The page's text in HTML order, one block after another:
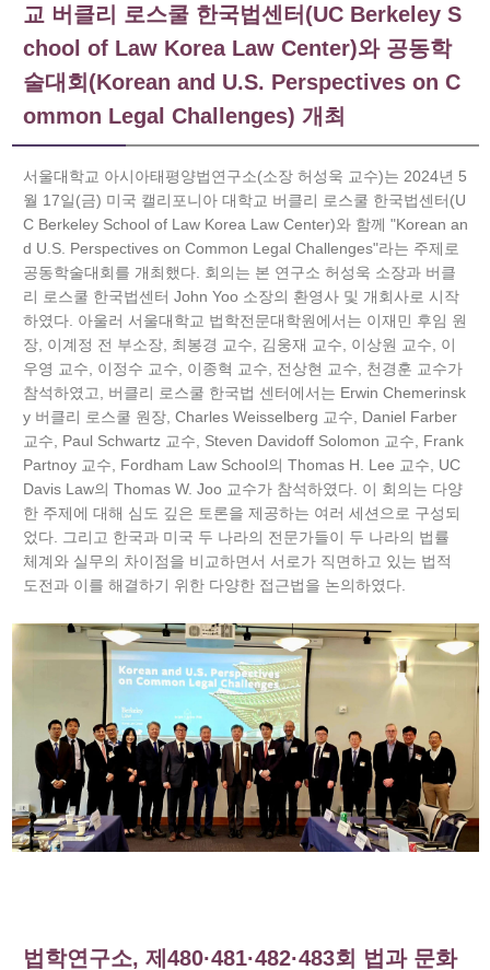
교 버클리 로스쿨 한국법센터(UC Berkeley S
chool of Law Korea Law Center)와 공동학
술대회(Korean and U.S. Perspectives on C
ommon Legal Challenges) 개최
서울대학교 아시아태평양법연구소(소장 허성욱 교수)는 2024년 5
월 17일(금) 미국 캘리포니아 대학교 버클리 로스쿨 한국법센터(U
C Berkeley School of Law Korea Law Center)와 함께 "Korean an
d U.S. Perspectives on Common Legal Challenges"라는 주제로
공동학술대회를 개최했다. 회의는 본 연구소 허성욱 소장과 버클
리 로스쿨 한국법센터 John Yoo 소장의 환영사 및 개회사로 시작
하였다. 아울러 서울대학교 법학전문대학원에서는 이재민 후임 원
장, 이계정 전 부소장, 최봉경 교수, 김웅재 교수, 이상원 교수, 이
우영 교수, 이정수 교수, 이종혁 교수, 전상현 교수, 천경훈 교수가
참석하였고, 버클리 로스쿨 한국법 센터에서는 Erwin Chemerinsk
y 버클리 로스쿨 원장, Charles Weisselberg 교수, Daniel Farber
교수, Paul Schwartz 교수, Steven Davidoff Solomon 교수, Frank
Partnoy 교수, Fordham Law School의 Thomas H. Lee 교수, UC
Davis Law의 Thomas W. Joo 교수가 참석하였다. 이 회의는 다양
한 주제에 대해 심도 깊은 토론을 제공하는 여러 세션으로 구성되
었다. 그리고 한국과 미국 두 나라의 전문가들이 두 나라의 법률
체계와 실무의 차이점을 비교하면서 서로가 직면하고 있는 법적
도전과 이를 해결하기 위한 다양한 접근법을 논의하였다.
법학연구소, 제480·481·482·483회 법과 문화